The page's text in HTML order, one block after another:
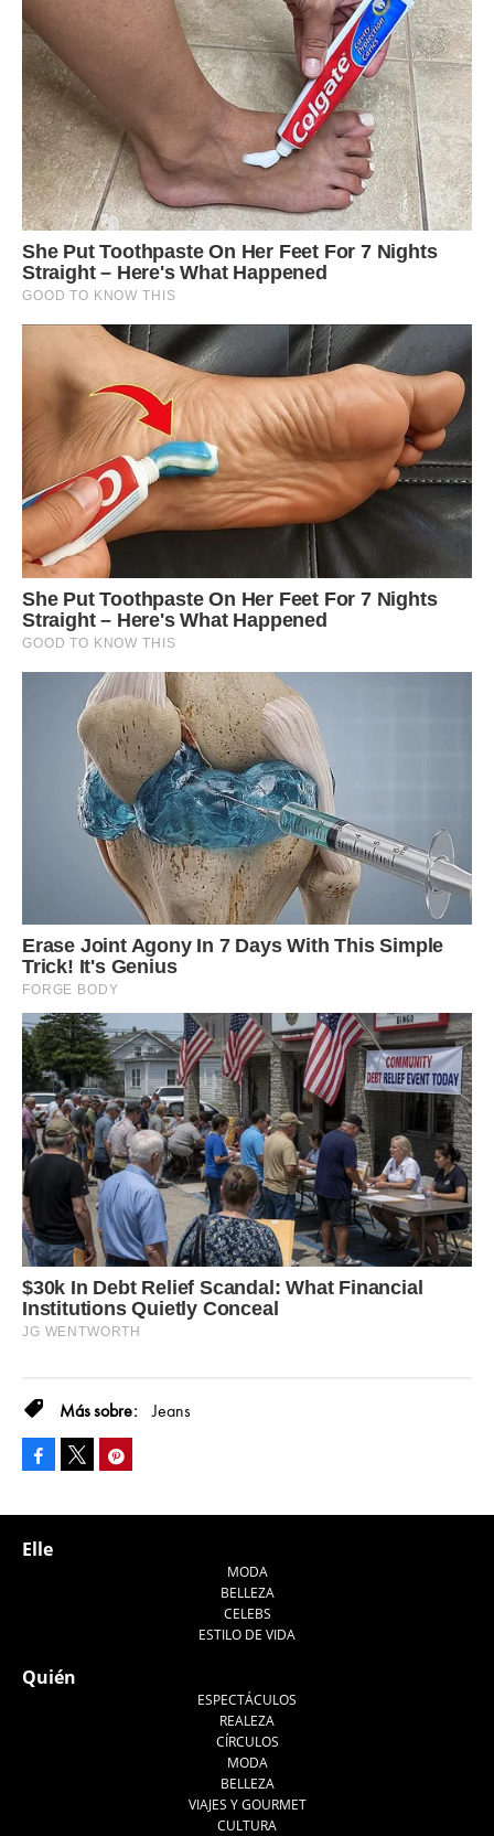
Jeans
Facebook
Elle
MODA
BELLEZA
CELEBS
ESTILO DE VIDA
Quién
ESPECTÁCULOS
REALEZA
CÍRCULOS
MODA
BELLEZA
VIAJES Y GOURMET
CULTURA